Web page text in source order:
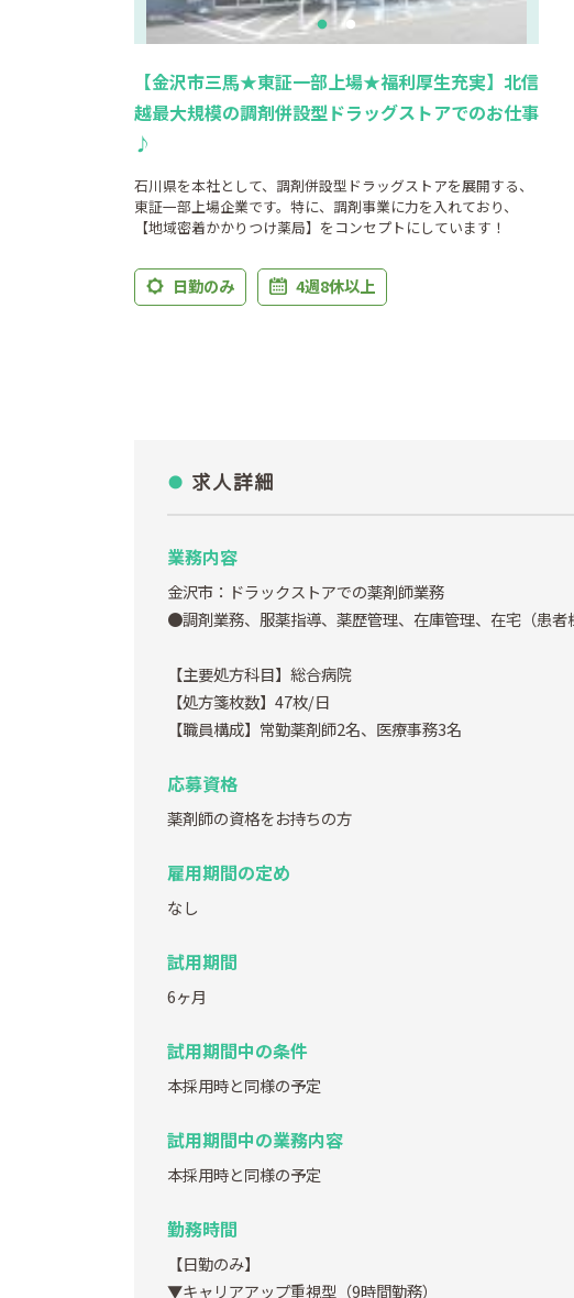
【金沢市三馬★東証一部上場★福利厚生充実】北信
越最大規模の調剤併設型ドラッグストアでのお仕事
♪
石川県を本社として、調剤併設型ドラッグストアを展開する、
東証一部上場企業です。特に、調剤事業に力を入れており、
【地域密着かかりつけ薬局】をコンセプトにしています！
日勤のみ 4週8休以上
求人詳細
業務内容
金沢市：ドラックストアでの薬剤師業務
●調剤業務、服薬指導、薬歴管理、在庫管理、在宅（患
【主要処方科目】総合病院
【処方箋枚数】47枚/日
【職員構成】常勤薬剤師2名、医療事務3名
応募資格
薬剤師の資格をお持ちの方
雇用期間の定め
なし
試用期間
6ヶ月
試用期間中の条件
本採用時と同様の予定
試用期間中の業務内容
本採用時と同様の予定
勤務時間
【日勤のみ】
▼キャリアアップ重視型（9時間勤務）